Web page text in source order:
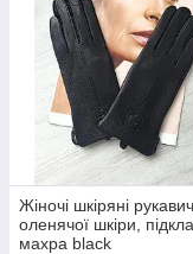
Жіночі шкіряні
оленячої шкіри,
махра black